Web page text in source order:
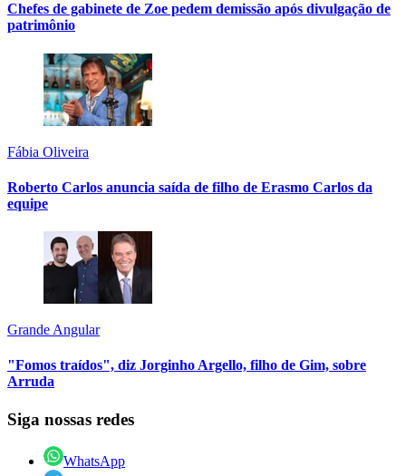
Chefes de gabinete de Zoe pedem demissão após divulgação de
patrimônio
Fábia Oliveira
Roberto Carlos anuncia saída de filho de Erasmo Carlos da
equipe
Grande Angular
"Fomos traídos", diz Jorginho Argello, filho de Gim, sobre
Arruda
Siga nossas redes
WhatsApp